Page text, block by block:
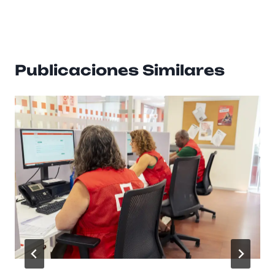
Publicaciones Similares